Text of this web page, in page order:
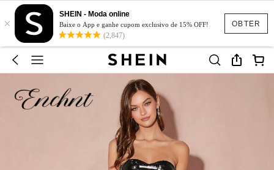
OBTER
×
SHEIN - Moda online
Baixe o App e ganhe cupom exclusivo de 15% OFF!
(2,847)